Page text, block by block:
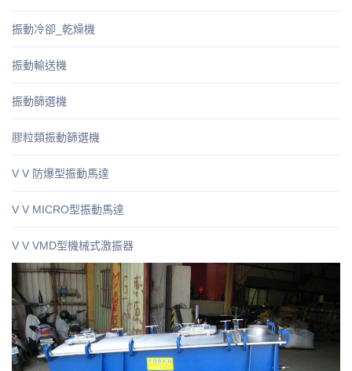
振動冷卻_乾燥機
振動輸送機
振動篩選機
膠粒類振動篩選機
V V 防爆型振動馬達
V V MICRO型振動馬達
V V VMD型機械式激振器